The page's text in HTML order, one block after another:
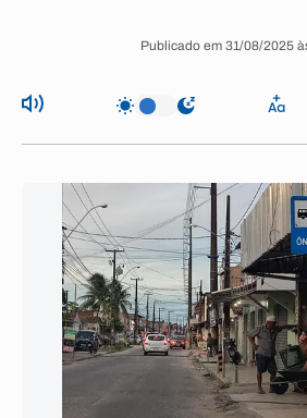
Publicado em 31/08/2025